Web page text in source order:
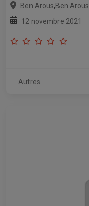
Ben Arous,Ben Arous
12 novembre 2021
Autres